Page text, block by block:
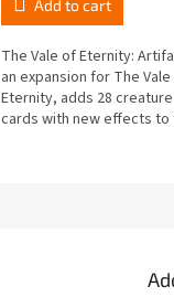
Add to cart
The Vale of Eternity:
an expansion for The
Eternity, adds 28 creature
cards with new effects to